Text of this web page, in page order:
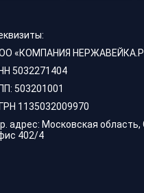
«КОМПАНИЯ
5032271404
503201001
1135032009970
адрес: Московская
402/4